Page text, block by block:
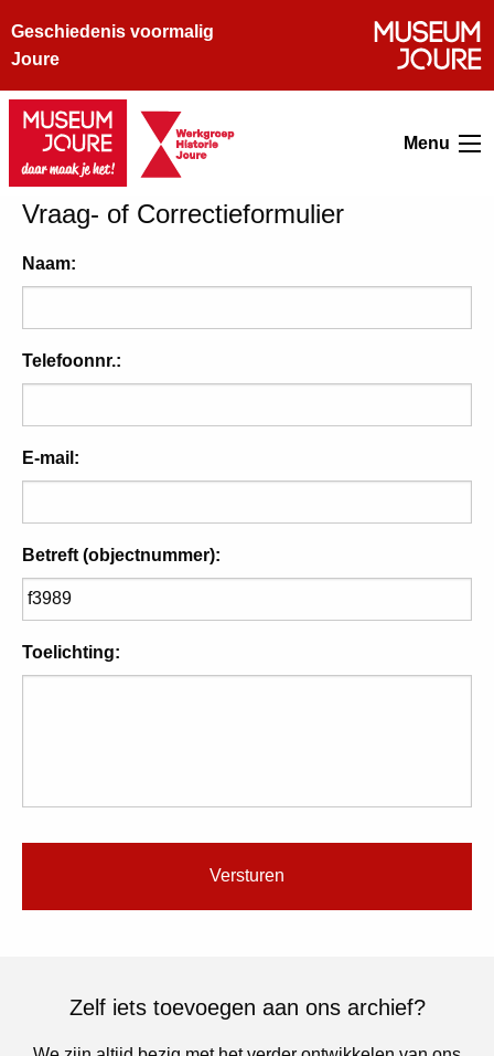
Geschiedenis voormalig
Joure
Menu
Vraag- of Correctieformulier
Naam:
Telefoonnr.:
E-mail:
Betreft (objectnummer):
Toelichting:
Zelf iets toevoegen aan ons archief?